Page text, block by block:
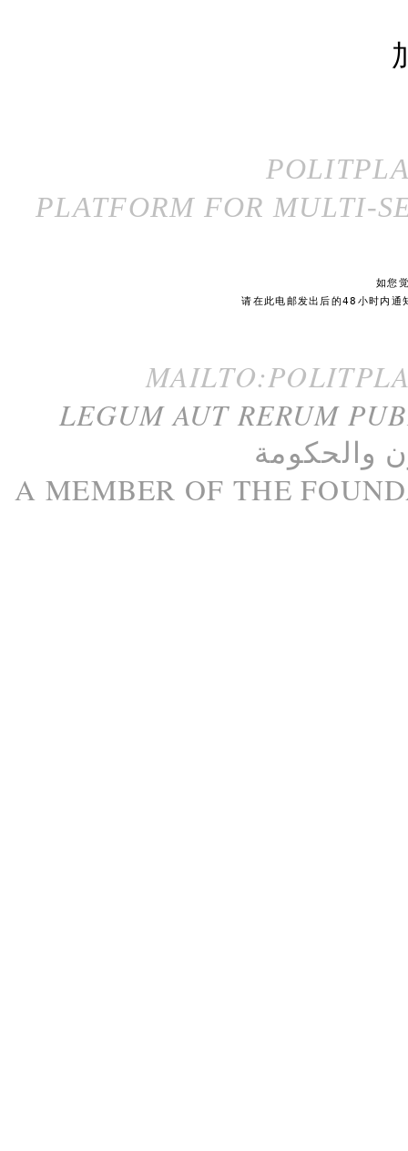
PLATFORM FOR MULTI-
如您
请在此电邮发出后的48小时内通
LEGUM AUT RERUM
والحكومة
A MEMBER OF THE